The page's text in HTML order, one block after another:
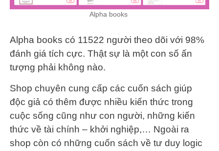
Alpha books
Alpha books có 11522 người theo dõi với 98%
đánh giá tích cực. Thật sự là một con số ấn
tượng phải không nào.
Shop chuyên cung cấp các cuốn sách giúp
độc giả có thêm được nhiều kiến thức trong
cuộc sống cũng như con người, những kiến
thức về tài chính – khởi nghiệp,… Ngoài ra
shop còn có những cuốn sách về tư duy logic